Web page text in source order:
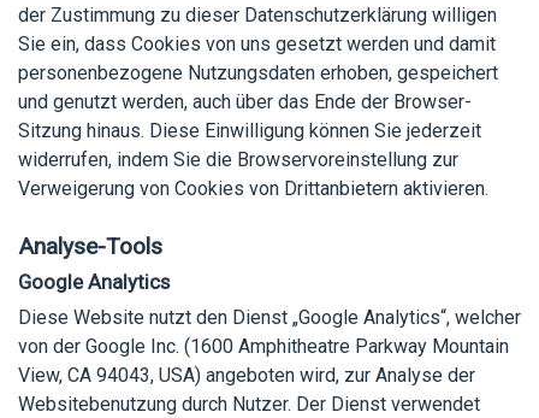
der Zustimmung zu dieser Datenschutzerklärung willigen
Sie ein, dass Cookies von uns gesetzt werden und damit
personenbezogene Nutzungsdaten erhoben, gespeichert
und genutzt werden, auch über das Ende der Browser-
Sitzung hinaus. Diese Einwilligung können Sie jederzeit
widerrufen, indem Sie die Browservoreinstellung zur
Verweigerung von Cookies von Drittanbietern aktivieren.
Analyse-Tools
Google Analytics
Diese Website nutzt den Dienst „Google Analytics“, welcher
von der Google Inc. (1600 Amphitheatre Parkway Mountain
View, CA 94043, USA) angeboten wird, zur Analyse der
Websitebenutzung durch Nutzer. Der Dienst verwendet